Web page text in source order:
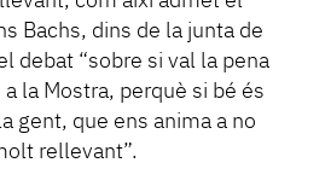
Bachs, dins de la junta de
debat “sobre si val la pena
la Mostra, perquè si bé és
gent, que ens anima a no
rellevant”.